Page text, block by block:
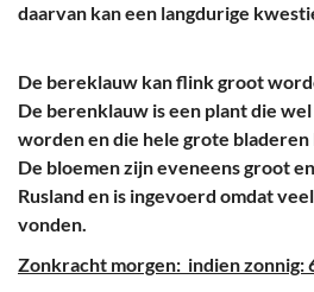
daarvan kan een langdurige
De bereklauw kan flink groot
De berenklauw is een plant die
worden en die hele grote
De bloemen zijn eveneens groot
Rusland en is ingevoerd omdat
vonden.
Zonkracht morgen: indien zonnig: